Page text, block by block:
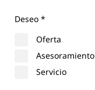
Deseo *
Oferta
Asesoramiento
Servicio